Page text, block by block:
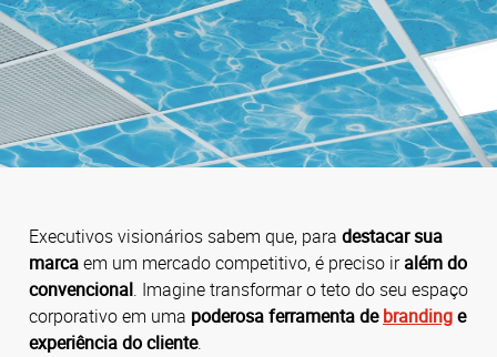
Executivos visionários sabem que, para destacar sua
marcaem um mercado competitivo, é preciso iralém do
convencional. Imagine transformar o teto do seu espaço
corporativo em uma poderosa ferramenta debrandinge
experiência do cliente.